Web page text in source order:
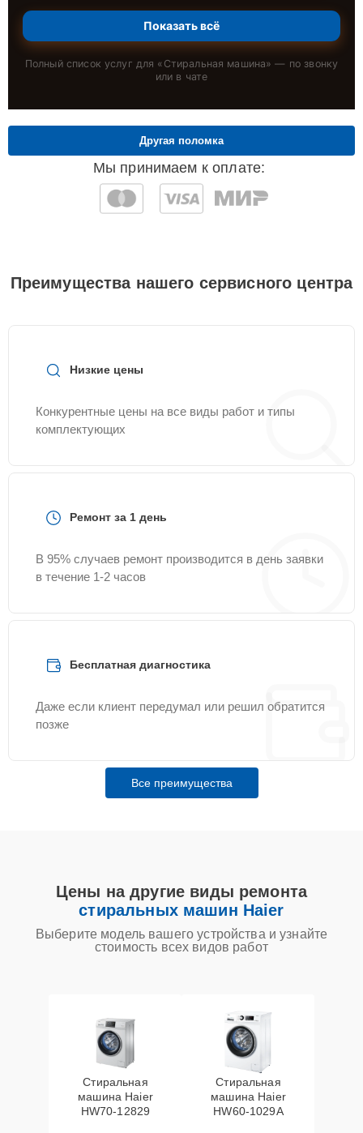
Показать всё
Полный список услуг для « Стиральная машина» — по звонку
или в чате
Мы принимаем к оплате:
Другая поломка
Преимущества нашего сервисного центра
Низкие цены
Конкурентные цены на все виды работ и типы
комплектующих
Ремонт за 1 день
В 95% случаев ремонт производится в день заявки
в течение 1-2 часов
Бесплатная диагностика
Даже если клиент передумал или решил обратится
позже
Все преимущества
Цены на другие виды ремонта
стиральных машин Haier
Выберите модель вашего устройства и узнайте
стоимость всех видов работ
Стиральная
машина Haier
HW70-12829
Стиральная
машина Haier
HW60-1029A